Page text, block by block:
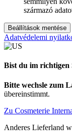
származó
Beállítások mentése
Adatvédelemi
Bist du im richtigen
Bitte wechsle zum
übereinstimmt.
Zu Cosmeterie
Anderes Lieferland